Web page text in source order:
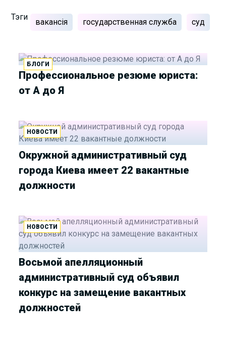
Тэги
вакансія государственная служба суд
БЛОГИ
Профессиональное резюме юриста:
от А до Я
НОВОСТИ
Окружной административный суд
города Киева имеет 22 вакантные
должности
НОВОСТИ
Восьмой апелляционный
административный суд объявил
конкурс на замещение вакантных
должностей